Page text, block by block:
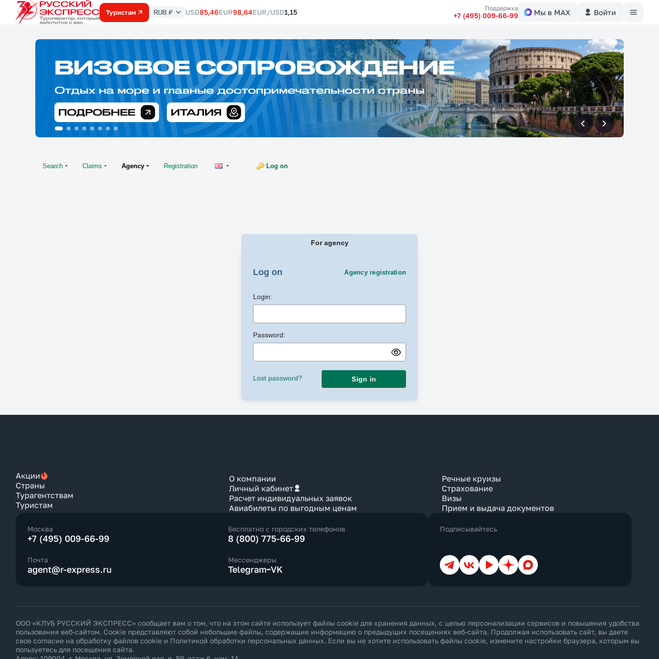
Туристам
Курс
RUB ₽ USD85,46EUR98,64EUR/USD1,15 Поддержка
+7 (495) 009-66-99 Мы в MAX Войти
впередвперед
Search Claims Agency Registration Log on
For agency
Log on Agency registration
Login:
Password:
Lost password? Sign in
Акции
Страны
Турагентствам
Туристам
О компании
Личный кабинет
Расчет индивидуальных заявок
Авиабилеты по выгодным ценам
Речные круизы
Страхование
Визы
Прием и выдача документов
Москва
+7 (495) 009-66-99
Бесплатно с городских телефонов
8 (800) 775-66-99
Почта
agent@r-express.ru
Мессенджеры
Telegram VK
Подписывайтесь
ТелеграмВКонтакте
YouTubeДзен Max
ООО «КЛУБ РУССКИЙ ЭКСПРЕСС» сообщает вам о том, что на этом сайте использует файлы cookie для хранения данных, с целью персонализации сервисов и повышения удобства
пользования веб-сайтом. Cookie представляют собой небольшие файлы, содержащие информацию о предыдущих посещениях веб-сайта. Продолжая использовать сайт, вы даете
свое согласие на обработку файлов cookie и Политикой обработки персональных данных. Если вы не хотите использовать файлы cookie, измените настройки браузера, которым вы
пользуетесь для посещения сайта.